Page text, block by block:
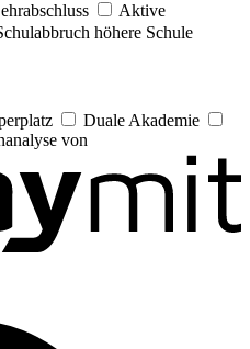
Aktive
höhere Schule
Duale Akademie
von